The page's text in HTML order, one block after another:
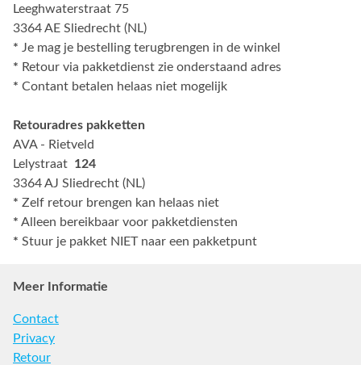
Leeghwaterstraat 75
3364 AE Sliedrecht (NL)
* Je mag je bestelling terugbrengen in de winkel
* Retour via pakketdienst zie onderstaand adres
* Contant betalen helaas niet mogelijk
Retouradres pakketten
AVA - Rietveld
Lelystraat 124
3364 AJ Sliedrecht (NL)
* Zelf retour brengen kan helaas niet
* Alleen bereikbaar voor pakketdiensten
* Stuur je pakket NIET naar een pakketpunt
Meer Informatie
Contact
Privacy
Retour